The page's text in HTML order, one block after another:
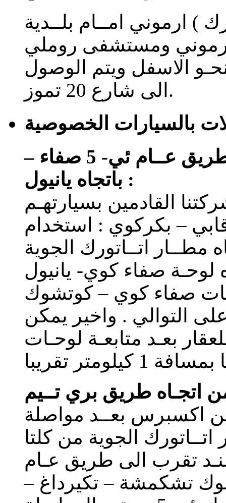
) ارموني امــام بلــدية
ارموني ومستشفى روملي
الاسفل ويتم الوصول
الى شارع 20 تموز.
بالسيارات الخصوصية
يتــم التـوصل من طوبي كابي طريق عــام ئي- 5 صفاء –
باتجاه يانيول :
القادمين بسيارتهـم
– بكركوي : استخدام
باتجـاه مطــار اتــاتورك الجوية
لوحـة صفاء كوي- يانيول
صفاء كوي – كوتشوك
التوالي . واخير يمكن
بعـد متابعـة لوحـات
اتجـاه طريق بري تــيم
اكسبرس بعــد مواصلة
الجوية من كلتا
تقرب الى طريق عـام
تشكمشة – تكيرداغ –